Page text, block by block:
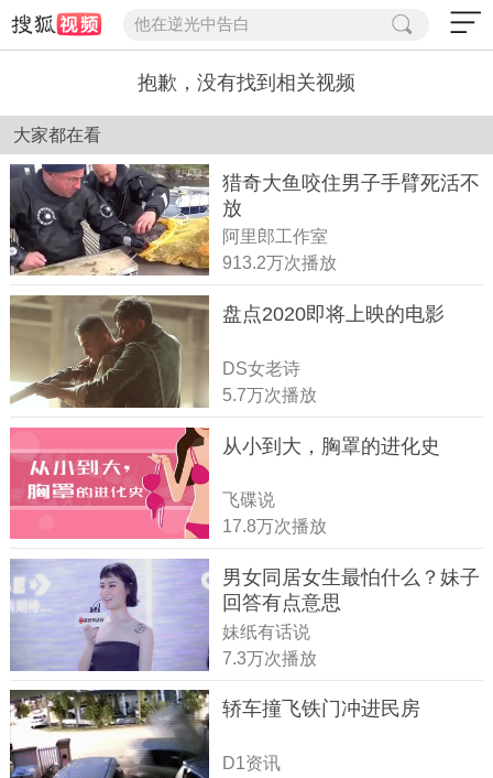
他在逆光中告白
抱歉，没有找到相关视频
大家都在看
猎奇大鱼咬住男子手臂死活不
放
阿里郎工作室
913.2万次播放
盘点2020即将上映的电影
DS女老诗
5.7万次播放
从小到大，胸罩的进化史
飞碟说
17.8万次播放
男女同居女生最怕什么？妹子
回答有点意思
妹纸有话说
7.3万次播放
轿车撞飞铁门冲进民房
D1资讯